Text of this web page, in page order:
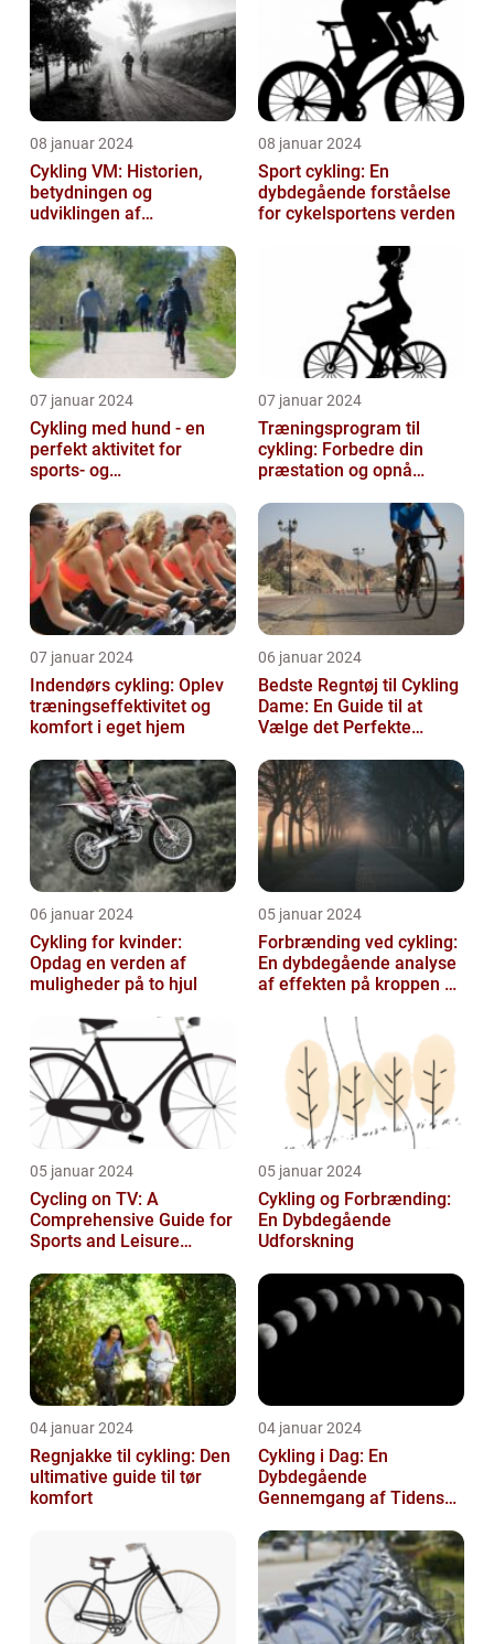
08 januar 2024
Cykling VM: Historien,
betydningen og
udviklingen af
08 januar 2024
Sport cykling: En
dybdegående forståelse
for cykelsportens verden
07 januar 2024
Cykling med hund - en
perfekt aktivitet for
sports- og
07 januar 2024
Træningsprogram til
cykling: Forbedre din
præstation og opnå
07 januar 2024
Indendørs cykling: Oplev
træningseffektivitet og
komfort i eget hjem
06 januar 2024
Bedste Regntøj til Cykling
Dame: En Guide til at
Vælge det Perfekte
unde...
06 januar 2024
Cykling for kvinder:
Opdag en verden af
muligheder på to hjul
05 januar 2024
Forbrænding ved cykling:
En dybdegående analyse
af effekten på kroppen og
05 januar 2024
Cycling on TV: A
Comprehensive Guide for
Sports and Leisure
05 januar 2024
Cykling og Forbrænding:
En Dybdegående
Udforskning
04 januar 2024
Regnjakke til cykling: Den
ultimative guide til tør
komfort
04 januar 2024
Cykling i Dag: En
Dybdegående
Gennemgang af Tidens